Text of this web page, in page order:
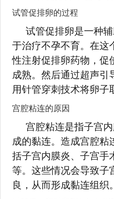
试管促排卵的过程
试管促排卵是一种
于治疗不孕不育。在这
性注射促排卵药物，促
成熟。然后通过超声引
用针管穿刺技术将卵子
宫腔粘连的原因
宫腔粘连是指子宫
成的黏连。造成宫腔粘
括子宫内膜炎、子宫手
等。这些情况会导致子
良，从而形成黏连组织。